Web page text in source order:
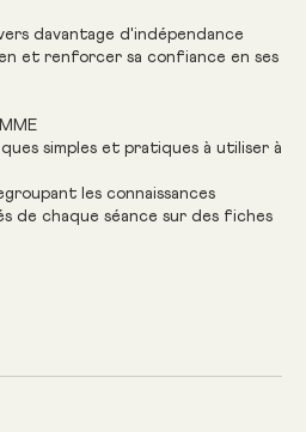
davantage d'indépendance
et renforcer sa confiance en ses
simples et pratiques à utiliser à
les connaissances
de chaque séance sur des fiches